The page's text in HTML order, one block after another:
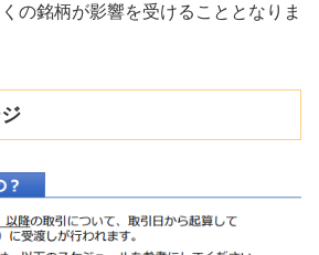
の銘柄が影響を受けることとなりま